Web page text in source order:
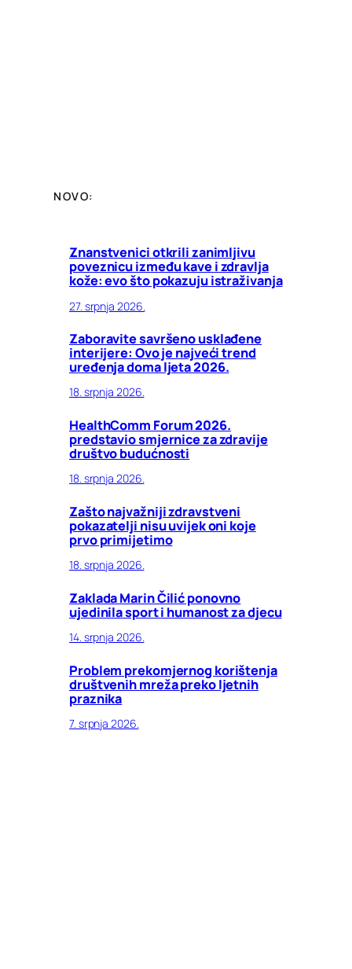
NOVO:
Znanstvenici otkrili zanimljivu
poveznicu između kave i zdravlja
kože: evo što pokazuju istraživanja
27. srpnja 2026.
Zaboravite savršeno usklađene
interijere: Ovo je najveći trend
uređenja doma ljeta 2026.
18. srpnja 2026.
HealthComm Forum 2026.
predstavio smjernice za zdravije
društvo budućnosti
18. srpnja 2026.
Zašto najvažniji zdravstveni
pokazatelji nisu uvijek oni koje
prvo primijetimo
18. srpnja 2026.
Zaklada Marin Čilić ponovno
ujedinila sport i humanost za djecu
14. srpnja 2026.
Problem prekomjernog korištenja
društvenih mreža preko ljetnih
praznika
7. srpnja 2026.